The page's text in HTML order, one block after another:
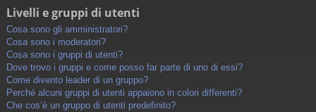
Livelli e gruppi di utenti
Cosa sono gli amministratori?
Cosa sono i moderatori?
Cosa sono i gruppi di utenti?
Dove trovo i gruppi e come posso far parte di uno di essi?
Come divento leader di un gruppo?
Perché alcuni gruppi di utenti appaiono in colori differenti?
Che cos’è un gruppo di utenti predefinito?